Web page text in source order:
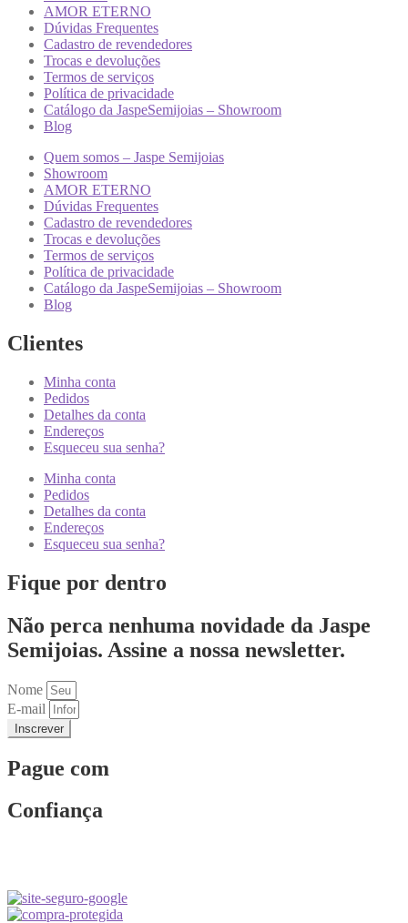
AMOR ETERNO
Dúvidas Frequentes
Cadastro de revendedores
Trocas e devoluções
Termos de serviços
Política de privacidade
Catálogo da JaspeSemijoias – Showroom
Blog
Quem somos – Jaspe Semijoias
Showroom
AMOR ETERNO
Dúvidas Frequentes
Cadastro de revendedores
Trocas e devoluções
Termos de serviços
Política de privacidade
Catálogo da JaspeSemijoias – Showroom
Blog
Clientes
Minha conta
Pedidos
Detalhes da conta
Endereços
Esqueceu sua senha?
Minha conta
Pedidos
Detalhes da conta
Endereços
Esqueceu sua senha?
Fique por dentro
Não perca nenhuma novidade da Jaspe
Semijoias. Assine a nossa newsletter.
Nome
E-mail
Inscrever
Pague com
Confiança